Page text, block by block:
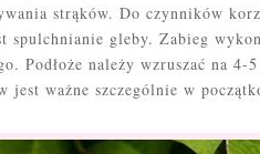
strąków. Do czynników
spulchnianie gleby. Zabieg
Podłoże należy wzruszać na 4-
jest ważne szczególnie w